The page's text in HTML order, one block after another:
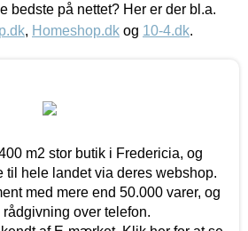
bedste på nettet? Her er der bl.a.
, Homeshop.dk og 10-4.dk.
m2 stor butik i Fredericia, og
hele landet via deres webshop.
med mere end 50.000 varer, og
over telefon.